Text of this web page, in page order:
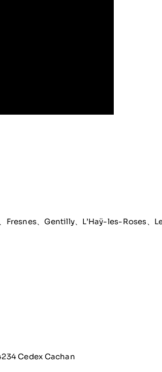
、Gentilly、L’Haÿ-les-Roses、
Cedex Cachan